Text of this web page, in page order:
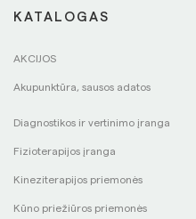
KATALOGAS
AKCIJOS
Akupunktūra, sausos adatos
Diagnostikos ir vertinimo įranga
Fizioterapijos įranga
Kineziterapijos priemonės
Kūno priežiūros priemonės